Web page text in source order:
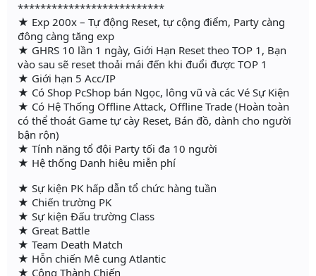
**************************
★ Exp 200x – Tự động Reset, tự cộng điểm, Party càng
đông càng tăng exp
★ GHRS 10 lần 1 ngày, Giới Hạn Reset theo TOP 1, Bạn
vào sau sẽ reset thoải mái đến khi đuổi được TOP 1
★ Giới hạn 5 Acc/IP
★ Có Shop PcShop bán Ngọc, lông vũ và các Vé Sự Kiện
★ Có Hệ Thống Offline Attack, Offline Trade (Hoàn toàn
có thể thoát Game tự cày Reset, Bán đồ, dành cho người
bận rộn)
★ Tính năng tổ đội Party tối đa 10 người
★ Hệ thống Danh hiệu miễn phí
★ Sự kiện PK hấp dẫn tổ chức hàng tuần
★ Chiến trường PK
★ Sự kiện Đấu trường Class
★ Great Battle
★ Team Death Match
★ Hỗn chiến Mê cung Atlantic
★ Công Thành Chiến